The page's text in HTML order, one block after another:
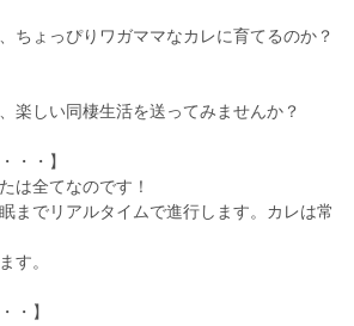
ちょっぴりワガママなカレに育てるのか？
楽しい同棲生活を送ってみませんか？
・・】
は全てなのです！
までリアルタイムで進行します。カレは常
す。
・】